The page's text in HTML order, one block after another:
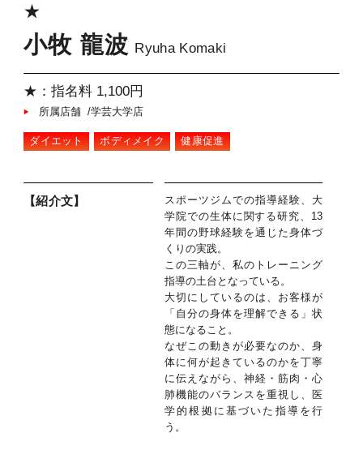
★
小牧 龍波 Ryuha Komaki
★：指名料 1,100円
所属店舗 /学芸大学店
ダイエット ボディメイク 健康促進
【紹介文】
スポーツジムでの指導経験、大
学院での生体に関する研究、13
年間の野球経験を通じた身体づ
くりの実践。
この三軸が、私のトレーニング
指導の土台となっている。
大切にしているのは、お客様が
「自分の身体を理解できる」状
態になること。
なぜこの動きが必要なのか、身
体に何が起きているのかを丁寧
に伝えながら、神経・筋肉・心
肺機能のバランスを重視し、医
学的根拠に基づいた指導を行
う。